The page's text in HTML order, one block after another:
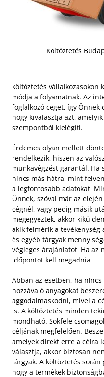
Költöztetés
költöztetés vállalkozásokon
módja a folyamatnak. Az
foglalkozó céget, így Önnek
hogy kiválasztja azt,
szempontból kielégíti.
Érdemes olyan mellett
rendelkezik, hiszen az
munkavégzést garantál. Ha
nincs más hátra, mint
a legfontosabb adatokat.
Önnek, szóval már az
cégnél, vagy pedig másik
megegyeztek, akkor
akik felmérik a
és egyéb tárgyak
végleges árajánlatot. Ha az
időpontot kell megadnia.
Abban az esetben, ha
hozzávaló anyagokat
aggodalmaskodni, mivel a
is. A költöztetés minden
mondható. Sokféle
céljának megfelelően.
amelyek direkt erre a célra
választja, akkor biztosan
tárgyak. A költöztetés
hogy a termékek